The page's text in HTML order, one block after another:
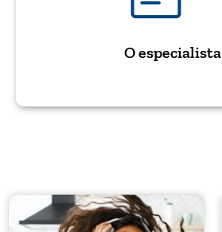
O especialista